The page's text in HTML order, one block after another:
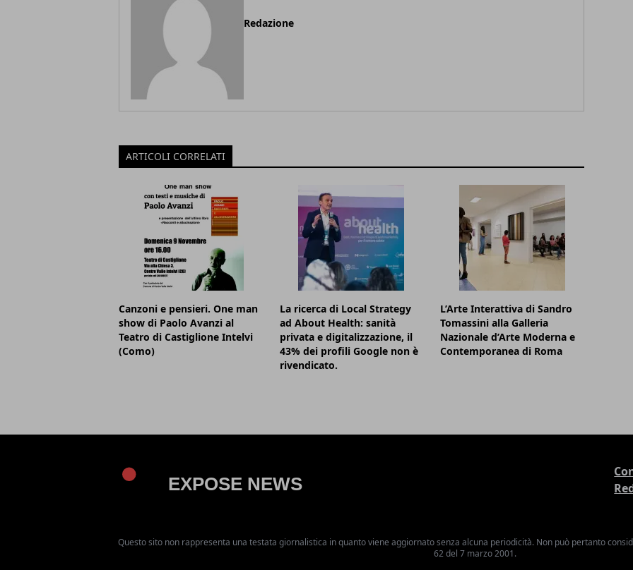
Redazione
ARTICOLI CORRELATI
Canzoni e pensieri. One man
show di Paolo Avanzi al
Teatro di Castiglione Intelvi
(Como)
La ricerca di Local Strategy
ad About Health: sanità
privata e digitalizzazione, il
43% dei profili Google non è
rivendicato.
L’Arte Interattiva di Sandro
Tomassini alla Galleria
Nazionale d’Arte Moderna e
Contemporanea di Roma
Questo sito non rappresenta una testata giornalistica in quanto viene aggiornato senza alcuna periodicità. Non può pertanto
62 del 7 marzo 2001.